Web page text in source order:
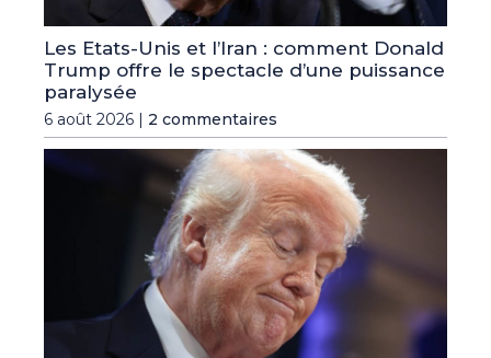
Les Etats-Unis et l’Iran : comment Donald
Trump offre le spectacle d’une puissance
paralysée
6 août 2026 | 2 commentaires